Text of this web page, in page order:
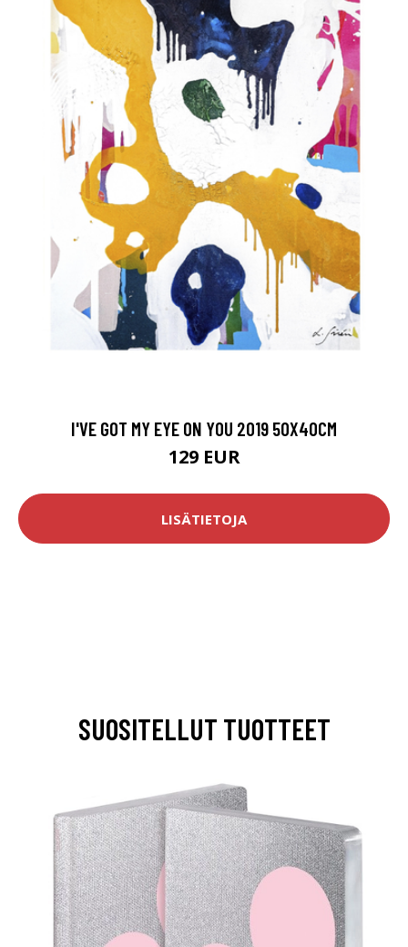
I'VE GOT MY EYE ON YOU 2019 50X40CM
129 EUR
LISÄTIETOJA
SUOSITELLUT TUOTTEET